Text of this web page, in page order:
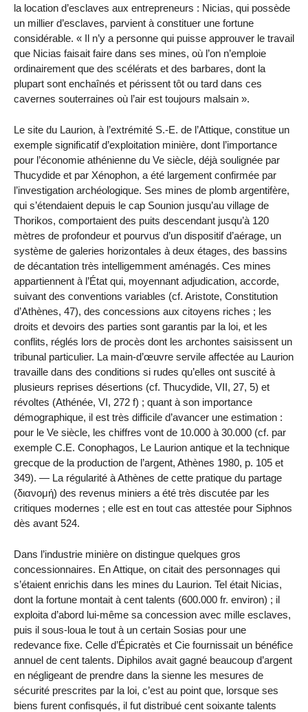
la location d’esclaves aux entrepreneurs : Nicias, qui possède
un millier d’esclaves, parvient à constituer une fortune
considérable. « Il n’y a personne qui puisse approuver le travail
que Nicias faisait faire dans ses mines, où l’on n’emploie
ordinairement que des scélérats et des barbares, dont la
plupart sont enchaînés et périssent tôt ou tard dans ces
cavernes souterraines où l’air est toujours malsain ».
Le site du Laurion, à l’extrémité S.-E. de l’Attique, constitue un
exemple significatif d’exploitation minière, dont l’importance
pour l’économie athénienne du Ve siècle, déjà soulignée par
Thucydide et par Xénophon, a été largement confirmée par
l’investigation archéologique. Ses mines de plomb argentifère,
qui s’étendaient depuis le cap Sounion jusqu’au village de
Thorikos, comportaient des puits descendant jusqu’à 120
mètres de profondeur et pourvus d’un dispositif d’aérage, un
système de galeries horizontales à deux étages, des bassins
de décantation très intelligemment aménagés. Ces mines
appartiennent à l’État qui, moyennant adjudication, accorde,
suivant des conventions variables (cf. Aristote, Constitution
d’Athènes, 47), des concessions aux citoyens riches ; les
droits et devoirs des parties sont garantis par la loi, et les
conflits, réglés lors de procès dont les archontes saisissent un
tribunal particulier. La main-d’œuvre servile affectée au Laurion
travaille dans des conditions si rudes qu’elles ont suscité à
plusieurs reprises désertions (cf. Thucydide, VII, 27, 5) et
révoltes (Athénée, VI, 272 f) ; quant à son importance
démographique, il est très difficile d’avancer une estimation :
pour le Ve siècle, les chiffres vont de 10.000 à 30.000 (cf. par
exemple C.E. Conophagos, Le Laurion antique et la technique
grecque de la production de l’argent, Athènes 1980, p. 105 et
349). — La régularité à Athènes de cette pratique du partage
(διανομή) des revenus miniers a été très discutée par les
critiques modernes ; elle est en tout cas attestée pour Siphnos
dès avant 524.
Dans l’industrie minière on distingue quelques gros
concessionnaires. En Attique, on citait des personnages qui
s’étaient enrichis dans les mines du Laurion. Tel était Nicias,
dont la fortune montait à cent talents (600.000 fr. environ) ; il
exploita d’abord lui-même sa concession avec mille esclaves,
puis il sous-loua le tout à un certain Sosias pour une
redevance fixe. Celle d’Épicratès et Cie fournissait un bénéfice
annuel de cent talents. Diphilos avait gagné beaucoup d’argent
en négligeant de prendre dans la sienne les mesures de
sécurité prescrites par la loi, c’est au point que, lorsque ses
biens furent confisqués, il fut distribué cent soixante talents